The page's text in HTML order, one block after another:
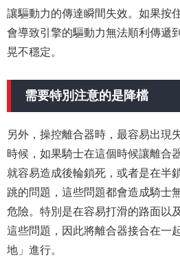
讓驅動力的傳達瞬間失效。如果按
會導致引擎的驅動力無法順利傳遞
晃不穩定。
需要特別注意的是降檔
另外，操控離合器時，最容易出現
時候，如果騎士在這個時候讓離合
就容易造成後輪鎖死，或者是在半
跳的問題，這些問題都會造成騎士
危險。特別是在容易打滑的路面以
這些問題，因此將離合器接合在一
地」進行。